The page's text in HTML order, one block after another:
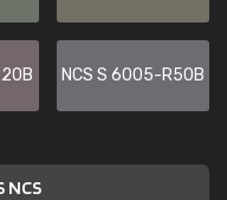
NCS S 6005-R50B
NCS